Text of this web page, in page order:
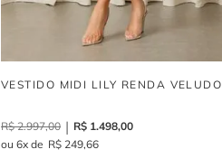
VESTIDO MIDI LILY RENDA VELUDO
R$ 2.997,00 R$ 1.498,00
6
R$ 249,66